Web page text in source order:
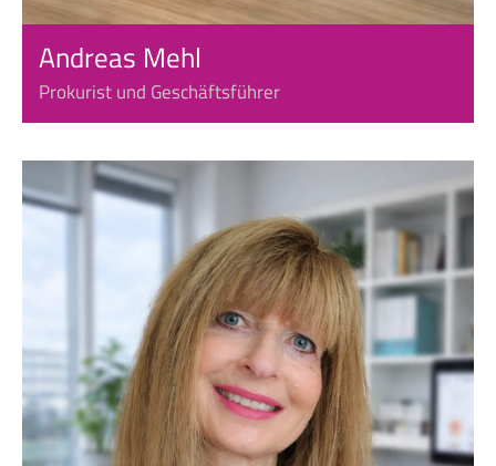
Andreas Mehl
Prokurist und Geschäftsführer